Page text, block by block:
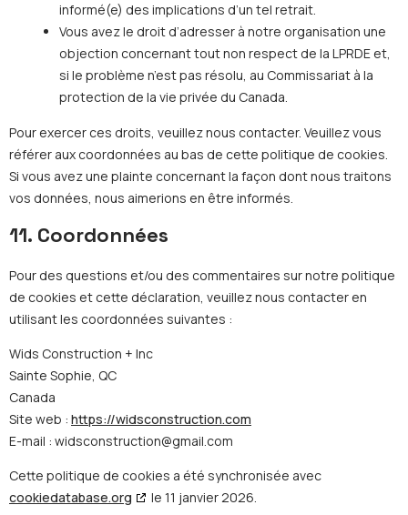
informé(e) des implications d’un tel retrait.
Vous avez le droit d’adresser à notre organisation une
objection concernant tout non respect de la LPRDE et,
si le problème n’est pas résolu, au Commissariat à la
protection de la vie privée du Canada.
Pour exercer ces droits, veuillez nous contacter. Veuillez vous
référer aux coordonnées au bas de cette politique de cookies.
Si vous avez une plainte concernant la façon dont nous traitons
vos données, nous aimerions en être informés.
11. Coordonnées
Pour des questions et/ou des commentaires sur notre politique
de cookies et cette déclaration, veuillez nous contacter en
utilisant les coordonnées suivantes :
Wids Construction + Inc
Sainte Sophie, QC
Canada
Site web : https://widsconstruction.com
E-mail : widsconstruction@gmail.com
Cette politique de cookies a été synchronisée avec
cookiedatabase.org
le 11 janvier 2026.